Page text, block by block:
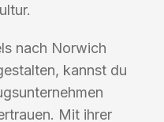
nach Norwich
kannst du
Mit ihrer